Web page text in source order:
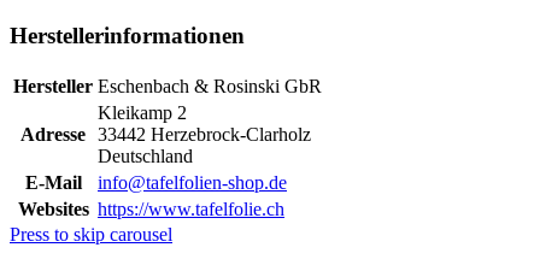
Herstellerinformationen
Hersteller Eschenbach & Rosinski GbR
Adresse
Kleikamp 2
33442 Herzebrock-Clarholz
Deutschland
E-Mail
info@tafelfolien-shop.de
Websites https://www.tafelfolie.ch
Press to skip carousel